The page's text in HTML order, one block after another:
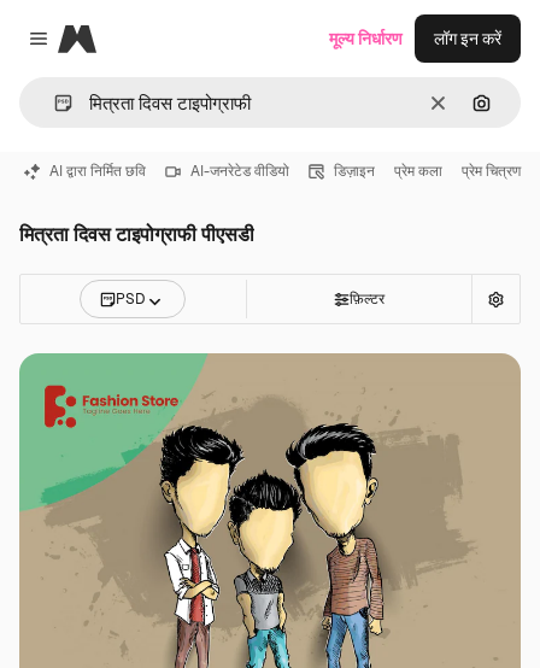
Close menu
Magnific
साफ़ इमेज से
मूल्य निर्धारण लॉग इन करें
AI द्वारा निर्मित छवि AI-जनरेटेड वीडियो डिज़ाइन प्रेम कला प्रेम चित्रण
मित्रता दिवस टाइपोग्राफी पीएसडी
PSD फ़िल्टर